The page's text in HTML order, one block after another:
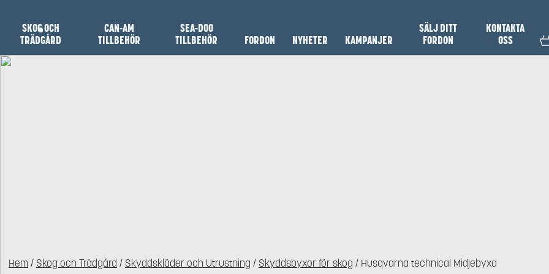
SKOG OCH
TRÄDGÅRD
CAN-AM
TILLBEHÖR
SEA-DOO
TILLBEHÖR
FORDON NYHETER KAMPANJER
SÄLJ DITT
FORDON
KONTAKTA
OSS
Hem / Skog och Trädgård / Skyddskläder och Utrustning / Skyddsbyxor för skog / Husqvarna technical Midjebyxa